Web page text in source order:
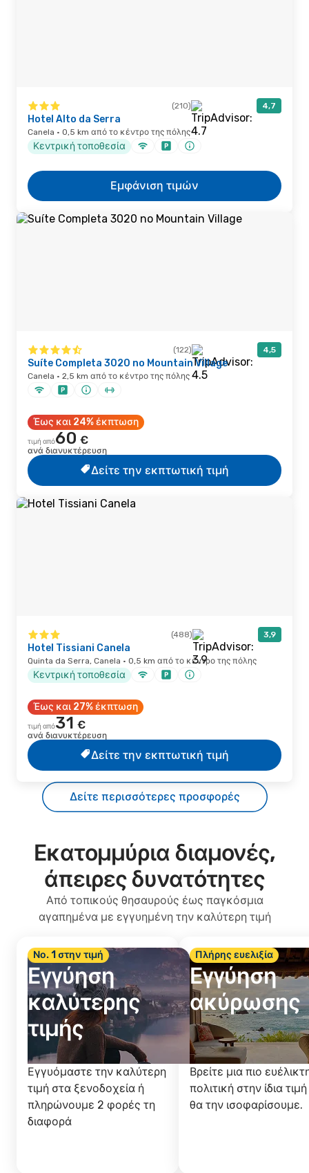
(210) 4,7
Hotel Alto da Serra
Canela · 0,5 km από το κέντρο της πόλης
Κεντρική τοποθεσία
Εμφάνιση τιμών
(122) 4,5
Suíte Completa 3020 no Mountain Village
Canela · 2,5 km από το κέντρο της πόλης
Έως και 24% έκπτωση
τιμή από60 €
ανά διανυκτέρευση
Δείτε την εκπτωτική τιμή
(488) 3,9
Hotel Tissiani Canela
Quinta da Serra, Canela · 0,5 km από το κέντρο της πόλης
Κεντρική τοποθεσία
Έως και 27% έκπτωση
τιμή από31 €
ανά διανυκτέρευση
Δείτε την εκπτωτική τιμή
Δείτε περισσότερες προσφορές
Εκατομμύρια διαμονές,
άπειρες δυνατότητες
Από τοπικούς θησαυρούς έως παγκόσμια
αγαπημένα με εγγυημένη την καλύτερη τιμή
Νο. 1 στην τιμή
Εγγύηση
καλύτερης
τιμής
Εγγυόμαστε την καλύτερη
τιμή στα ξενοδοχεία ή
πληρώνουμε 2 φορές τη
διαφορά
Πλήρης ευελιξία
Εγγύηση
ακύρωσης
Βρείτε μια πιο
πολιτική στην ίδια
θα την ισοφαρίσουμε.